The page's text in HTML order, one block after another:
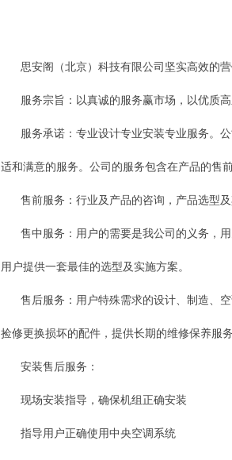
思安阁（北京）科技有限公司坚实高效的
服务宗旨：以真诚的服务赢市场，以优质高
服务承诺：专业设计专业安装专业服务。
适和满意的服务。公司的服务包含在产品的售
售前服务：行业及产品的咨询，产品选型及
售中服务：用户的需要是我公司的义务，
用户提供一套最佳的选型及实施方案。
售后服务：用户特殊需求的设计、制造、
捡修更换损坏的配件，提供长期的维修保养服务
安装售后服务：
现场安装指导，确保机组正确安装
指导用户正确使用中央空调系统